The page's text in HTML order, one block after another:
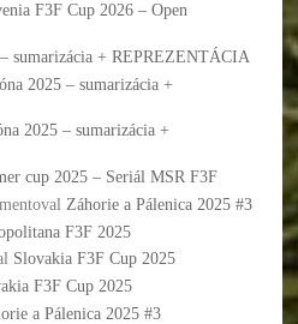
F3F Cup 2026 – Open
– sumarizácia + REPREZENTÁCIA
2025 – sumarizácia +
2025 – sumarizácia +
cup 2025 – Seriál MSR F3F
Záhorie a Pálenica 2025 #3
F3F 2025
Slovakia F3F Cup 2025
F3F Cup 2025
a Pálenica 2025 #3